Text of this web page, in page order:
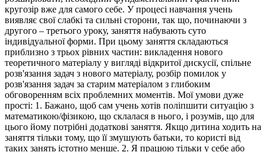
кругозір вже для самого себе. У процесі навчання учень
виявляє свої слабкі та сильні сторони, так що, починаючи з
другого – третього уроку, заняття набувають суто
індивідуальної форми. При цьому заняття складаються
приблизно з трьох рівних частин: викладення нового
теоретичного матеріалу у вигляді відкритої дискусії, спільне
розв'язання задач з нового матеріалу, розбір помилок у
розв'язання задач за старим матеріалом з глибоким
обговоренням всіх проблемних моментів. Мої умови дуже
прості: 1. Бажано, щоб сам учень хотів поліпшити ситуацію з
математикою/фізикою, що склалася в нього, і розумів, що для
цього йому потрібні додаткові заняття. Якщо дитина ходить на
заняття тільки тому, що її змушують батьки, то користі від
таких занять істотно менше. 2. Я працюю тільки у себе або